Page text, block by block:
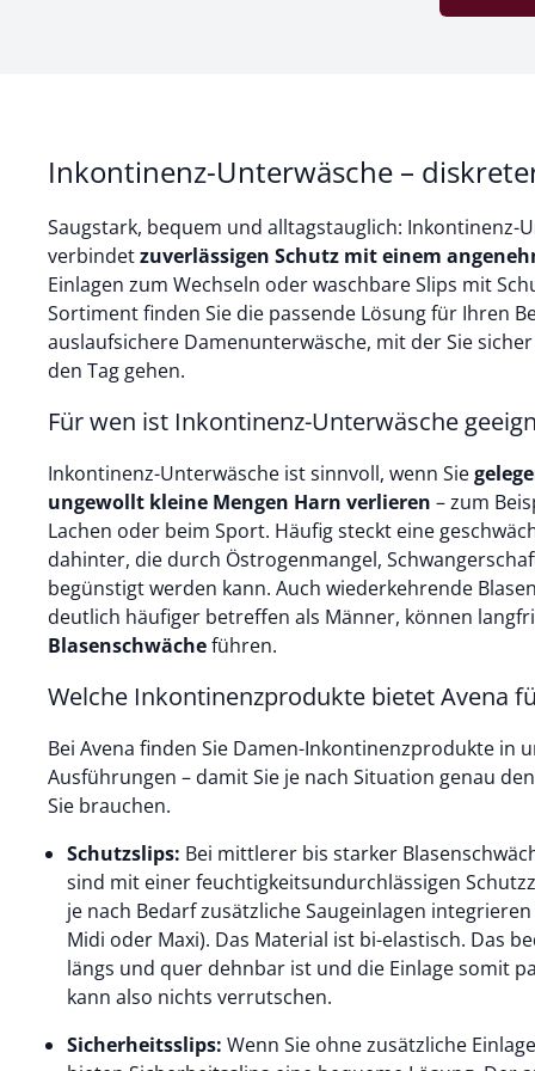
Inkontinenz-Unterwäsche –
Saugstark, bequem und alltagstauglich: Inkontinenz-
verbindetzuverlässigen Schutz mit einem
Einlagen zum Wechseln oder waschbare Slips mit
Sortiment finden Sie die passende Lösung für Ihren
auslaufsichere Damenunterwäsche, mit der Sie
den Tag gehen.
Für wen ist Inkontinenz-Unterwäsche
Inkontinenz-Unterwäsche ist sinnvoll, wenn Sie
ungewollt kleine Mengen Harn verlieren – zum
Lachen oder beim Sport. Häufig steckt eine
dahinter, die durch Östrogenmangel,
begünstigt werden kann. Auch wiederkehrende
deutlich häufiger betreffen als Männer, können
Blasenschwächeführen.
Welche Inkontinenzprodukte bietet Avena
Bei Avena finden Sie Damen-Inkontinenzprodukte in
Ausführungen – damit Sie je nach Situation genau
Sie brauchen.
Schutzslips: Bei mittlerer bis starker
sind mit einer feuchtigkeitsundurchlässigen
je nach Bedarf zusätzliche Saugeinlagen
Midi oder Maxi). Das Material ist bi-elastisch. Das
längs und quer dehnbar ist und die Einlage somit
kann also nichts verrutschen.
Sicherheitsslips: Wenn Sie ohne zusätzliche